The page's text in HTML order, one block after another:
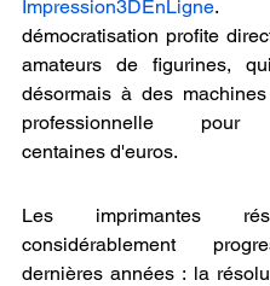
Impression3DEnLigne.
démocratisation profite
amateurs de figurines,
désormais à des
professionnelle pour
centaines d'euros.
Les imprimantes
considérablement
dernières années : la